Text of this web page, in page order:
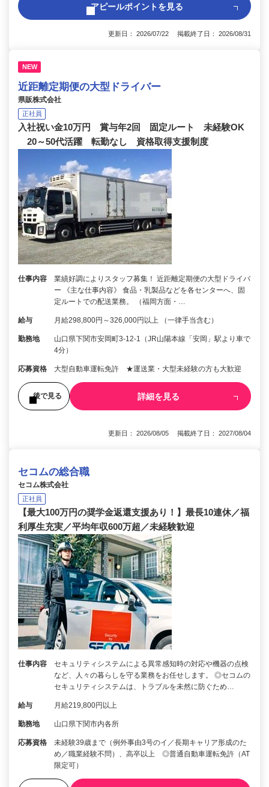
アピールポイントを見る
更新日： 2026/07/22 掲載終了日： 2026/08/31
NEW
近距離定期便の大型ドライバー
県販株式会社
正社員
入社祝い金10万円 賞与年2回 固定ルート 未経験OK
20～50代活躍 転勤なし 資格取得支援制度
仕事内容
業績好調によりスタッフ募集！ 近距離定期便の大型ドライバ
ー 《主な仕事内容》 食品・乳製品などを各センターへ、固
定ルートでの配送業務。 （福岡方面・…
給与 月給298,800円～326,000円以上 （一律手当含む）
勤務地
山口県下関市安岡町3-12-1（JR山陽本線「安岡」駅より車で
4分）
応募資格 大型自動車運転免許 ★運送業・大型未経験の方も大歓迎
後で見る 詳細を見る
更新日： 2026/08/05 掲載終了日： 2027/08/04
セコムの総合職
セコム株式会社
正社員
【最大100万円の奨学金返還支援あり！】最長10連休／福
利厚生充実／平均年収600万超／未経験歓迎
仕事内容
セキュリティシステムによる異常感知時の対応や機器の点検
など、人々の暮らしを守る業務をお任せします。 ◎セコムの
セキュリティシステムは、トラブルを未然に防ぐため…
給与 月給219,800円以上
勤務地 山口県下関市内各所
応募資格
未経験39歳まで（例外事由3号のイ／長期キャリア形成のた
め／職業経験不問）、高卒以上 ◎普通自動車運転免許（AT
限定可）